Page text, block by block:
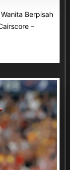
Berpisah
–